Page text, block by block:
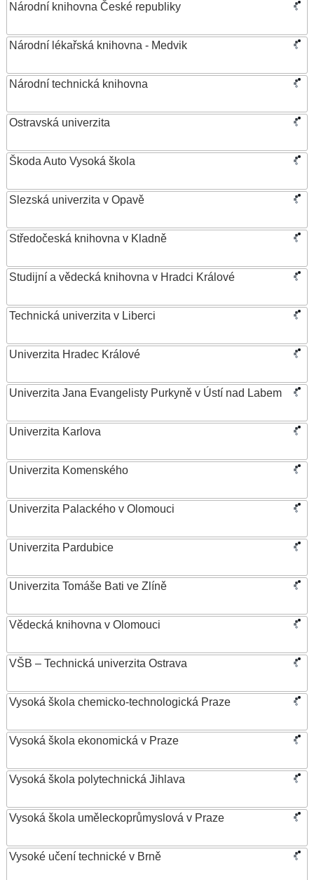
Národní knihovna České republiky
Národní lékařská knihovna - Medvik
Národní technická knihovna
Ostravská univerzita
Škoda Auto Vysoká škola
Slezská univerzita v Opavě
Středočeská knihovna v Kladně
Studijní a vědecká knihovna v Hradci Králové
Technická univerzita v Liberci
Univerzita Hradec Králové
Univerzita Jana Evangelisty Purkyně v Ústí nad Labem
Univerzita Karlova
Univerzita Komenského
Univerzita Palackého v Olomouci
Univerzita Pardubice
Univerzita Tomáše Bati ve Zlíně
Vědecká knihovna v Olomouci
VŠB – Technická univerzita Ostrava
Vysoká škola chemicko-technologická Praze
Vysoká škola ekonomická v Praze
Vysoká škola polytechnická Jihlava
Vysoká škola uměleckoprůmyslová v Praze
Vysoké učení technické v Brně